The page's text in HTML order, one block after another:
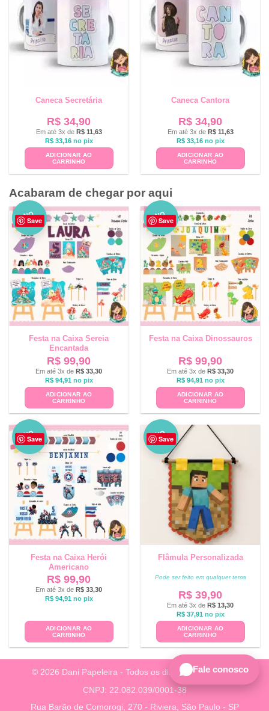
Caneca Secretária
R$ 34,90
Em até 3x de R$11,63
R$33,16 no pix
ADICIONAR AO
CARRINHO
Caneca Cantora
R$ 34,90
Em até 3x de R$11,63
R$33,16 no pix
ADICIONAR AO
CARRINHO
Acabaram de chegar por aqui
Save
NO
VO
Festa na Caixa Sereia
Encantada
R$ 99,90
Em até 3x de R$ 33,30
R$94,91 no pix
ADICIONAR AO
CARRINHO
Save
NO
VO
Festa na Caixa Dinossauros
R$ 99,90
Em até 3x de R$ 33,30
R$94,91 no pix
ADICIONAR AO
CARRINHO
Save
NO
VO
Festa na Caixa Herói
Americano
R$ 99,90
Em até 3x de R$ 33,30
R$94,91 no pix
ADICIONAR AO
CARRINHO
Save
NO
VO
Flâmula Personalizada
Pode ser feito em qualquer tema
R$ 39,90
Em até 3x de R$ 13,30
R$37,91 no pix
ADICIONAR AO
CARRINHO
© 2026 Dani Papeleira - Todos os direitos reservados.
CNPJ: 22.082.039/0001-38
Rua Barão de Comorogi, 270 - Riviera, São Paulo - SP
Fale conosco